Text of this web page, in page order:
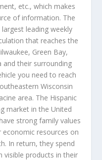
etc., which makes
of information. The
largest leading weekly
that reaches the
Green Bay,
and their surrounding
you need to reach
Wisconsin
area. The Hispanic
market in the United
strong family values
resources on
In return, they spend
visible products in their